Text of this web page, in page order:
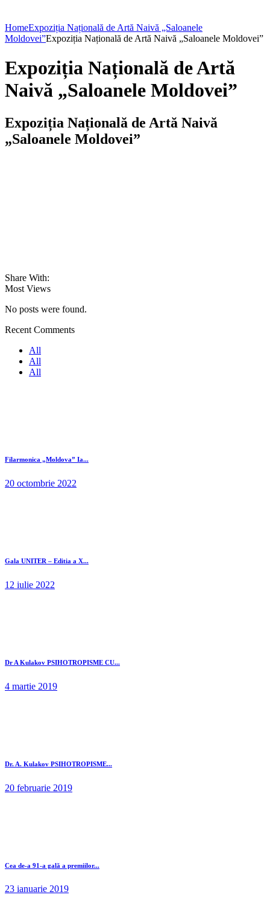
HomeExpoziția Națională de Artă Naivă „Saloanele
Moldovei”Expoziția Națională de Artă Naivă „Saloanele Moldovei”
Expoziția Națională de Artă
Naivă „Saloanele Moldovei”
Expoziția Națională de Artă Naivă
„Saloanele Moldovei”
Share With:
Most Views
No posts were found.
Recent Comments
All
All
All
Filarmonica „Moldova” Ia...
20 octombrie 2022
Gala UNITER – Editia a X...
12 iulie 2022
Dr A Kulakov PSIHOTROPISME CU...
4 martie 2019
Dr. A. Kulakov PSIHOTROPISME...
20 februarie 2019
Cea de-a 91-a gală a premiilor...
23 ianuarie 2019